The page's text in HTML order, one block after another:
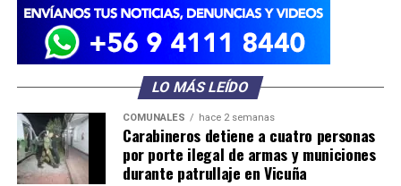
LO MÁS LEÍDO
COMUNALES hace 2 semanas
Carabineros detiene a cuatro personas
por porte ilegal de armas y municiones
durante patrullaje en Vicuña